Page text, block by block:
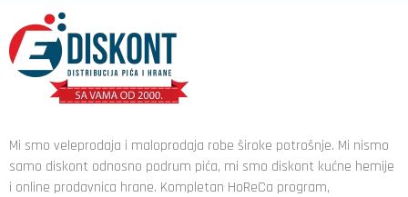
Mi smo veleprodaja i maloprodaja robe široke potrošnje. Mi nismo
samo diskont odnosno podrum pića, mi smo diskont kućne hemije
i online prodavnica hrane. Kompletan HoReCa program,